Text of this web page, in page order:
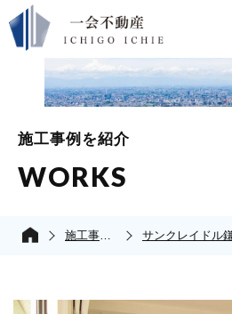
施工事例を紹介
WORKS
施工事例の紹介